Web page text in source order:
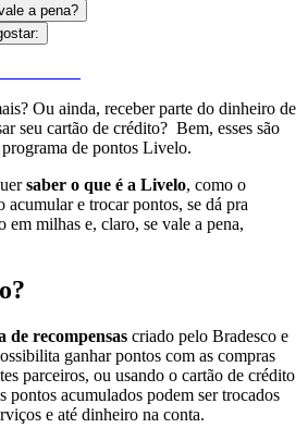
a pena?
Ou ainda, receber parte do dinheiro de
seu cartão de crédito? Bem, esses são
de pontos Livelo.
saber o que é a Livelo, como o
e trocar pontos, se dá pra
milhas e, claro, se vale a pena,
de recompensas criado pelo Bradesco e
ganhar pontos com as compras
parceiros, ou usando o cartão de crédito
pontos acumulados podem ser trocados
e até dinheiro na conta.